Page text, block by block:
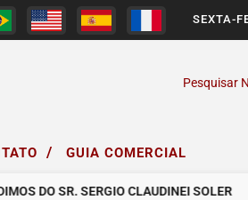
SEXTA-
Pesquisar
/ GUIA COMERCIAL
DO SR. SERGIO CLAUDINEI SOLER